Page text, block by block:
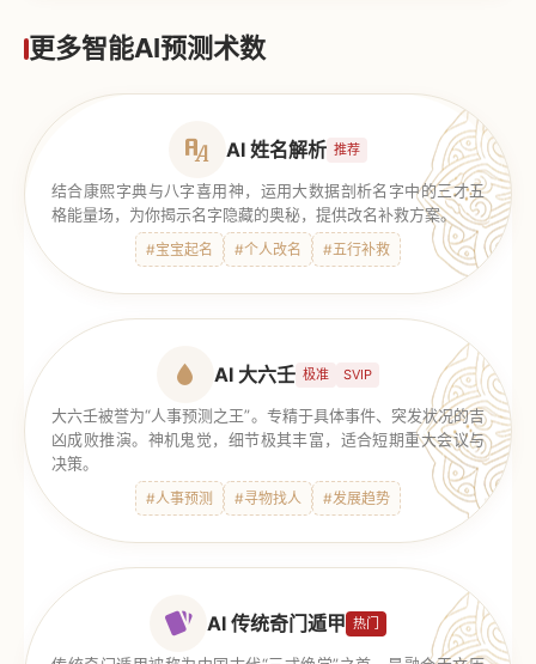
更多智能AI预测术数
AI 姓名解析 推荐
结合康熙字典与八字喜用神，运用大数据剖析名字中的三才五
格能量场，为你揭示名字隐藏的奥秘，提供改名补救方案。
#宝宝起名 #个人改名 #五行补救
AI 大六壬 极准 SVIP
大六壬被誉为“人事预测之王”。专精于具体事件、突发状况的吉
凶成败推演。神机鬼觉，细节极其丰富，适合短期重大会议与
决策。
#人事预测 #寻物找人 #发展趋势
AI 传统奇门遁甲 热门